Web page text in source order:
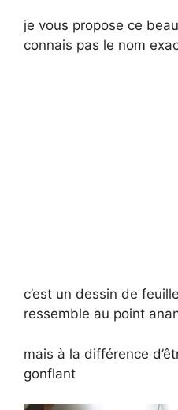
je vous propose ce
connais pas le nom
c’est un dessin de
ressemble au point
mais à la différence
gonflant